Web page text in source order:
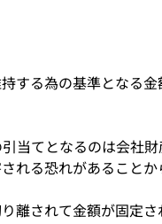
る為の基準となる金
てとなるのは会社財
れる恐れがあること
離されて金額が固定